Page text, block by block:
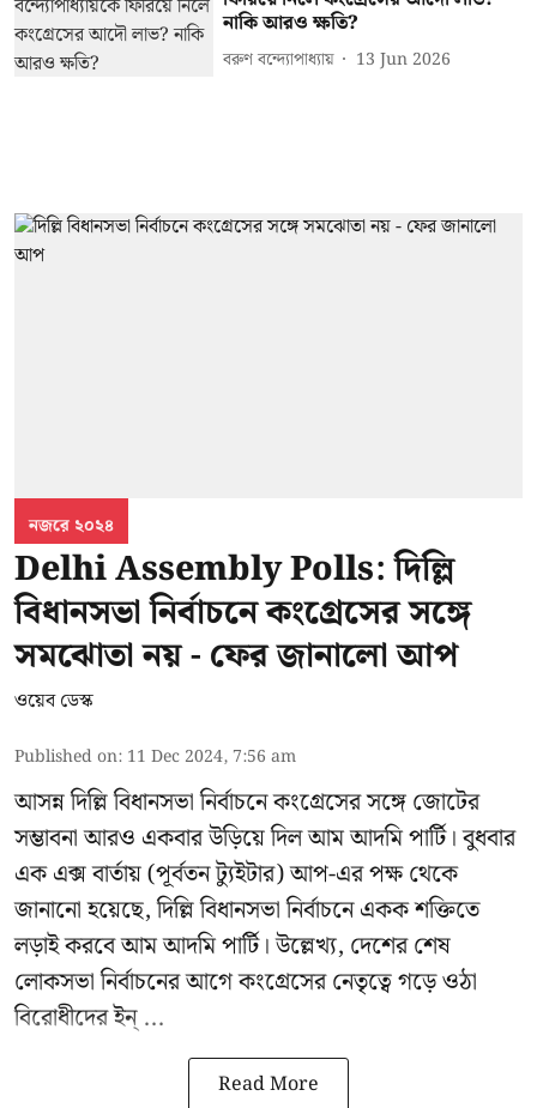
নাকি আরও ক্ষতি?
বরুণ বন্দ্যোপাধ্যায় 13 Jun 2026
নজরে ২০২৪
Delhi Assembly Polls: দিল্লি
বিধানসভা নির্বাচনে কংগ্রেসের সঙ্গে
সমঝোতা নয় - ফের জানালো আপ
ওয়েব ডেস্ক
Published on: 11 Dec 2024, 7:56 am
আসন্নদিল্লি বিধানসভা নির্বাচনেকংগ্রেসের সঙ্গে জোটের
সম্ভাবনা আরও একবার উড়িয়ে দিল আম আদমি পার্টি। বুধবার
এক এক্স বার্তায় (পূর্বতন ট্যুইটার) আপ-এর পক্ষ থেকে
জানানো হয়েছে, দিল্লি বিধানসভা নির্বাচনে একক শক্তিতে
লড়াই করবে আম আদমি পার্টি। উল্লেখ্য, দেশের শেষ
লোকসভা নির্বাচনের আগে কংগ্রেসের নেতৃত্বে গড়ে ওঠা
বিরোধীদের ইন্ ...
Read More